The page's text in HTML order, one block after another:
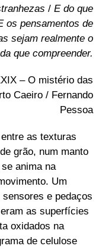
/ E do que
os pensamentos de
sejam realmente o
que compreender.
– O mistério das
Caeiro / Fernando
Pessoa
as texturas
grão, num manto
anima na
Um
sensores e pedaços
as superfícies
oxidados na
de celulose